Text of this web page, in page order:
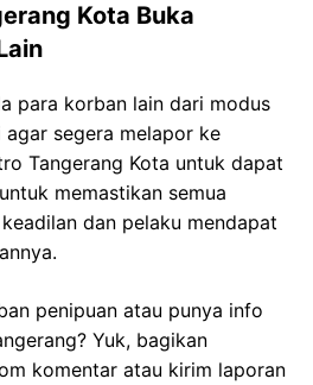
Kota Buka
para korban lain dari modus
segera melapor ke
Tangerang Kota untuk dapat
memastikan semua
dan pelaku mendapat
penipuan atau punya info
Yuk, bagikan
komentar atau kirim laporan